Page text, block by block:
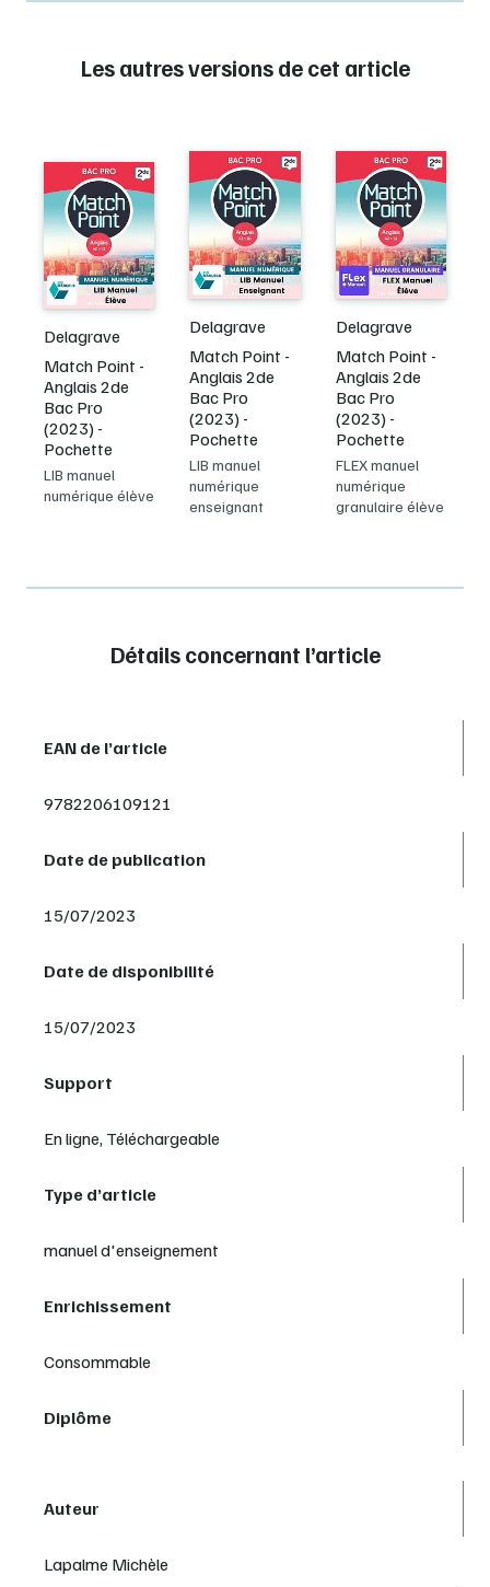
Les autres versions de cet article
Delagrave
Match Point -
Anglais 2de
Bac Pro
(2023) -
Pochette
LIB manuel
numérique élève
Delagrave
Match Point -
Anglais 2de
Bac Pro
(2023) -
Pochette
LIB manuel
numérique
enseignant
Delagrave
Match Point -
Anglais 2de
Bac Pro
(2023) -
Pochette
FLEX manuel
numérique
granulaire élève
Détails concernant l’article
EAN de l’article
9782206109121
Date de publication
15/07/2023
Date de disponibilité
15/07/2023
Support
En ligne, Téléchargeable
Type d’article
manuel d'enseignement
Enrichissement
Consommable
Diplôme
Auteur
Lapalme Michèle